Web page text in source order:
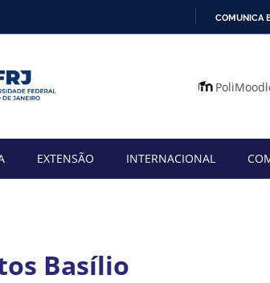
O
COMUNICA
EXTENSÃO INTERNACIONAL
Basílio